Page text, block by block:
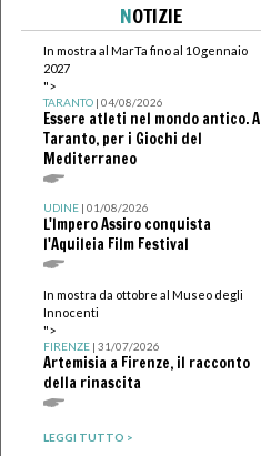
NOTIZIE
In mostra al MarTa fino al 10 gennaio
2027
">
TARANTO| 04/08/2026
Essere atleti nel mondo antico. A
Taranto, per i Giochi del
Mediterraneo
UDINE| 01/08/2026
L'Impero Assiro conquista
l'Aquileia Film Festival
In mostra da ottobre al Museo degli
Innocenti
">
FIRENZE| 31/07/2026
Artemisia a Firenze, il racconto
della rinascita
LEGGI TUTTO >